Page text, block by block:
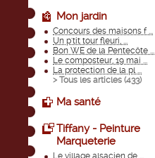
Mon jardin
Concours des maisons f ...
Un p'tit tour fleuri, ...
Bon WE de la Pentecôte ...
Le composteur, 19 mai ...
La protection de la pl ...
> Tous les articles (433)
Ma santé
Tiffany - Peinture
Marqueterie
Le village alsacien de ...